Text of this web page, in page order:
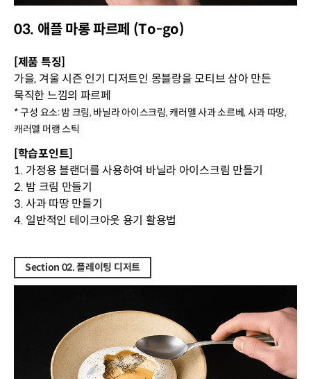
03. 애플 마롱 파르페 (To-go)
[제품 특징]
가을, 겨울 시즌 인기 디저트인 몽블랑을 모티브 삼아 만든
묵직한 느낌의 파르페
* 구성 요소: 밤 크림, 바닐라 아이스크림, 캐러멜 사과 소르베, 사과 따땅,
캐러멜 머랭 스틱
[학습포인트]
1. 가정용 블랜더를 사용하여 바닐라 아이스크림 만들기
2. 밤 크림 만들기
3. 사과 따땅 만들기
4. 일반적인 테이크아웃 용기 활용법
Section 02. 플레이팅 디저트